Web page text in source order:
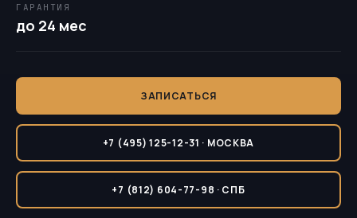
ГАРАНТИЯ
до 24 мес
ЗАПИСАТЬСЯ
+7 (495) 125-12-31 · МОСКВА
+7 (812) 604-77-98 · СПБ